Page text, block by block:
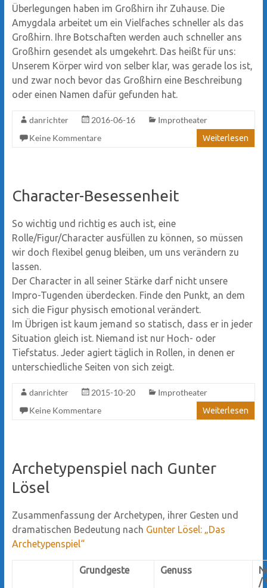
Überlegungen haben im Großhirn ihr Zuhause. Die
Amygdala arbeitet um ein Vielfaches schneller als das
Großhirn. Ihre Botschaften werden auch schneller ans
Großhirn gesendet als umgekehrt. Das heißt für uns:
Unserem Körper wird von selber klar, was gerade los ist,
und zwar noch bevor das Großhirn eine Beschreibung
oder einen Namen dafür gefunden hat.
danrichter 2016-06-16
Improtheater
Keine Kommentare
Weiterlesen
Character-Besessenheit
So wichtig und richtig es auch ist, eine
Rolle/Figur/Character ausfüllen zu können, so müssen
wir doch flexibel genug bleiben, um uns verändern zu
lassen.
Der Character in all seiner Stärke darf nicht unsere
Impro-Tugenden überdecken. Finde den Punkt, an dem
sich die Figur physisch emotional verändert.
Im Übrigen ist kaum jemand so statisch, dass er in jeder
Situation gleich ist. Niemand ist nur Hoch- oder
Tiefstatus. Jeder agiert täglich in Rollen, in denen er
unterschiedliche Seiten von sich zeigt.
danrichter 2015-10-20
Improtheater
Keine Kommentare
Weiterlesen
Archetypenspiel nach Gunter
Lösel
Zusammenfassung der Archetypen, ihrer Gesten und
dramatischen Bedeutung nach Gunter Lösel: „Das
Archetypenspiel“
Grundgeste Genuss
/